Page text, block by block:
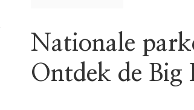
Nationale
Ontdek de Big